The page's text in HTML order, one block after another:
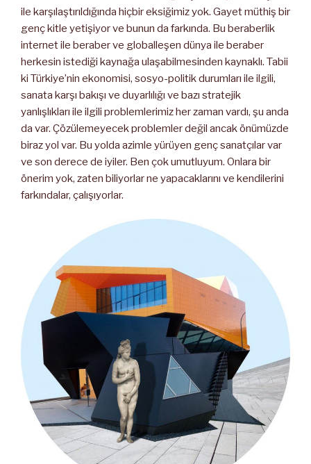
ile karşılaştırıldığında hiçbir eksiğimiz yok. Gayet müthiş bir
genç kitle yetişiyor ve bunun da farkında. Bu beraberlik
internet ile beraber ve globalleşen dünya ile beraber
herkesin istediği kaynağa ulaşabilmesinden kaynaklı. Tabii
ki Türkiye’nin ekonomisi, sosyo-politik durumları ile ilgili,
sanata karşı bakışı ve duyarlılığı ve bazı stratejik
yanlışlıkları ile ilgili problemlerimiz her zaman vardı, şu anda
da var. Çözülemeyecek problemler değil ancak önümüzde
biraz yol var. Bu yolda azimle yürüyen genç sanatçılar var
ve son derece de iyiler. Ben çok umutluyum. Onlara bir
önerim yok, zaten biliyorlar ne yapacaklarını ve kendilerini
farkındalar, çalışıyorlar.